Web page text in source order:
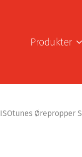
Produkter
ISOtunes Ørepropper S